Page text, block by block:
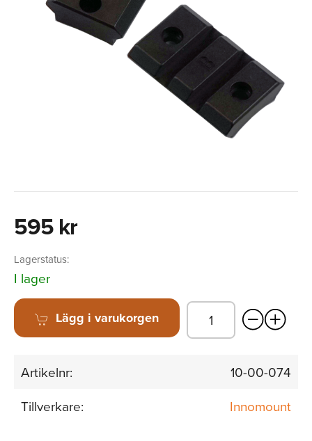
595 kr
Lagerstatus:
I lager
Lägg i varukorgen
Artikelnr:
10-00-074
Tillverkare:
Innomount